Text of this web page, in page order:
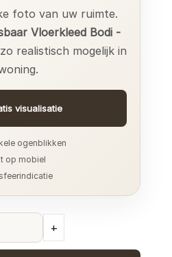
foto van uw ruimte.
Vloerkleed Bodi -
realistisch mogelijk in
visualisatie
ogenblikken
op mobiel
+